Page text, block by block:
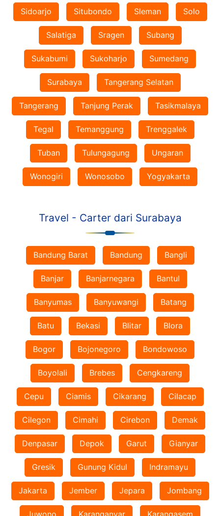
Sidoarjo Situbondo Sleman Solo
Salatiga Sragen Subang
Sukabumi Sukoharjo Sumedang
Surabaya Tangerang Selatan
Tangerang Tanjung Perak Tasikmalaya
Tegal Temanggung Trenggalek
Tuban Tulungagung Ungaran
Wonogiri Wonosobo Yogyakarta
Travel - Carter dari Surabaya
Bandung Barat Bandung Bangli
Banjar Banjarnegara Bantul
Banyumas Banyuwangi Batang
Batu Bekasi Blitar Blora
Bogor Bojonegoro Bondowoso
Boyolali Brebes Cengkareng
Cepu Ciamis Cikarang Cilacap
Cilegon Cimahi Cirebon Demak
Denpasar Depok Garut Gianyar
Gresik Gunung Kidul Indramayu
Jakarta Jember Jepara Jombang